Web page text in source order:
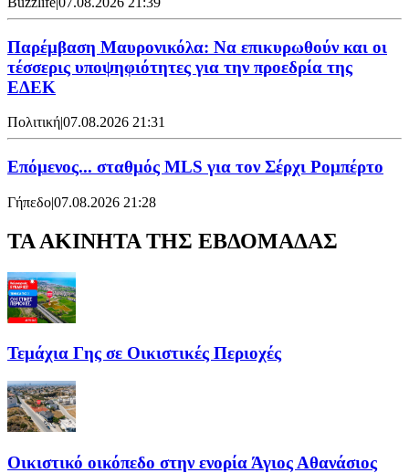
Παρέμβαση Μαυρονικόλα: Να επικυρωθούν και οι
τέσσερις υποψηφιότητες για την προεδρία της
ΕΔΕΚ
Πολιτική|07.08.2026 21:31
Επόμενος... σταθμός MLS για τον Σέρχι Ρομπέρτο
Γήπεδο|07.08.2026 21:28
ΤΑ ΑΚΙΝΗΤΑ ΤΗΣ ΕΒΔΟΜΑΔΑΣ
Τεμάχια Γης σε Οικιστικές Περιοχές
Οικιστικό οικόπεδο στην ενορία Άγιος Αθανάσιος